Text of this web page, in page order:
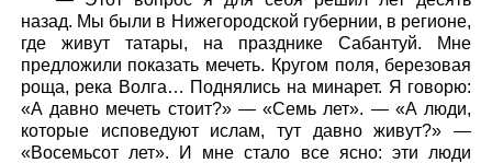
назад. Мы были в Нижегородской губернии, в регионе,
где живут татары, на празднике Сабантуй. Мне
предложили показать мечеть. Кругом поля, березовая
роща, река Волга… Поднялись на минарет. Я говорю:
«А давно мечеть стоит?» — «Семь лет». — «А люди,
которые исповедуют ислам, тут давно живут?» —
«Восемьсот лет». И мне стало все ясно: эти люди